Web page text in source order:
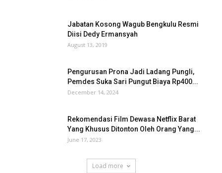
Jabatan Kosong Wagub Bengkulu Resmi
Diisi Dedy Ermansyah
August 13, 2019
Pengurusan Prona Jadi Ladang Pungli,
Pemdes Suka Sari Pungut Biaya Rp400...
December 14, 2024
Rekomendasi Film Dewasa Netflix Barat
Yang Khusus Ditonton Oleh Orang Yang...
June 17, 2023
Load more